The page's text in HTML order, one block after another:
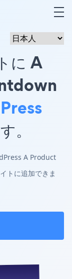
に A
。
A Product
トに追加できま